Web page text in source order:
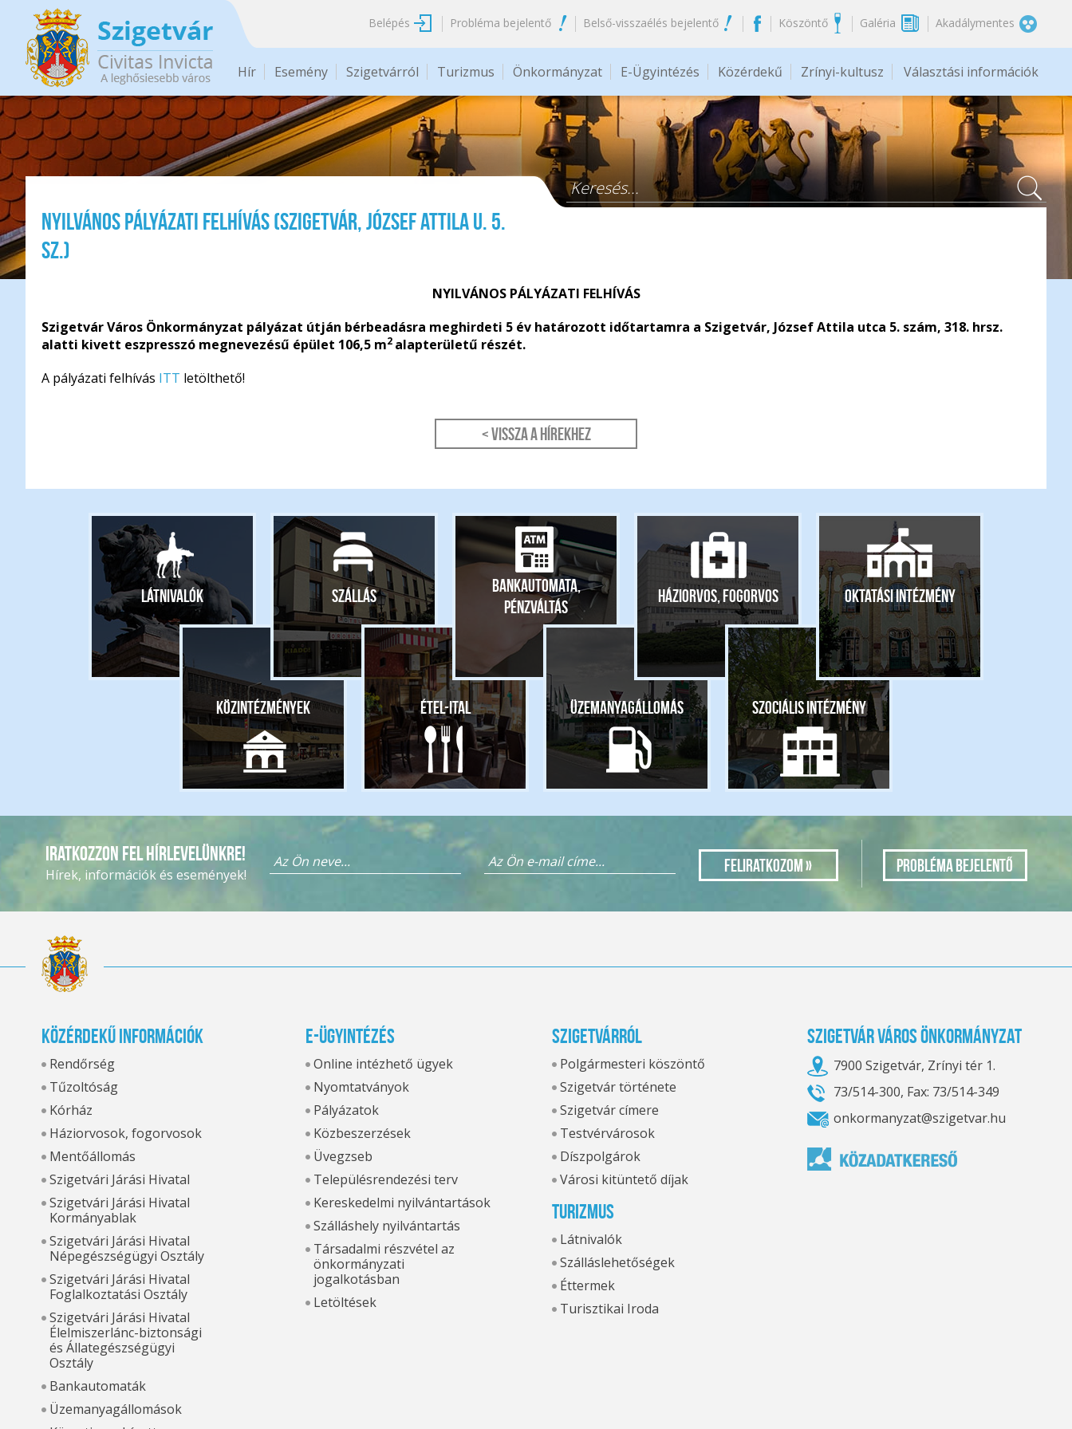
Ugrás a tartalomra
Belépés Probléma bejelentő Belső-visszaélés bejelentő Köszöntő Galéria Akadálymentes
Hír Esemény Szigetvárról Turizmus Önkormányzat E-Ügyintézés Közérdekű Zrínyi-kultusz Választási információk
Keresés űrlap
Nyilvános pályázati felhívás (Szigetvár, József Attila u. 5.
sz.)
NYILVÁNOS PÁLYÁZATI FELHÍVÁS
Szigetvár Város Önkormányzat pályázat útján bérbeadásra meghirdeti 5 év határozott időtartamra a Szigetvár, József Attila utca 5. szám, 318. hrsz.
alatti kivett eszpresszó megnevezésű épület 106,5 m2 alapterületű részét.
A pályázati felhívás ITT letölthető!
< Vissza a hírekhez
Látnivalók
Közintézmények
Szállás
Étel-ital
Bankautomata,
pénzváltás
Üzemanyagállomás
Háziorvos, fogorvos
Szociális intézmény
Oktatási intézmény
Iratkozzon fel hírlevelünkre!
Hírek, információk és események! Probléma bejelentő
Közérdekű információk
Rendőrség
Tűzoltóság
Kórház
Háziorvosok, fogorvosok
Mentőállomás
Szigetvári Járási Hivatal
Szigetvári Járási Hivatal
Kormányablak
Szigetvári Járási Hivatal
Népegészségügyi Osztály
Szigetvári Járási Hivatal
Foglalkoztatási Osztály
Szigetvári Járási Hivatal
Élelmiszerlánc-biztonsági
és Állategészségügyi
Osztály
Bankautomaták
Üzemanyagállomások
E-ügyintézés
Online intézhető ügyek
Nyomtatványok
Pályázatok
Közbeszerzések
Üvegzseb
Településrendezési terv
Kereskedelmi nyilvántartások
Szálláshely nyilvántartás
Társadalmi részvétel az
önkormányzati
jogalkotásban
Letöltések
Szigetvárról
Polgármesteri köszöntő
Szigetvár története
Szigetvár címere
Testvérvárosok
Díszpolgárok
Városi kitüntető díjak
Turizmus
Látnivalók
Szálláslehetőségek
Éttermek
Turisztikai Iroda
Szigetvár Város Önkormányzat
7900 Szigetvár, Zrínyi tér 1.
73/514-300, Fax: 73/514-349
onkormanyzat@szigetvar.hu